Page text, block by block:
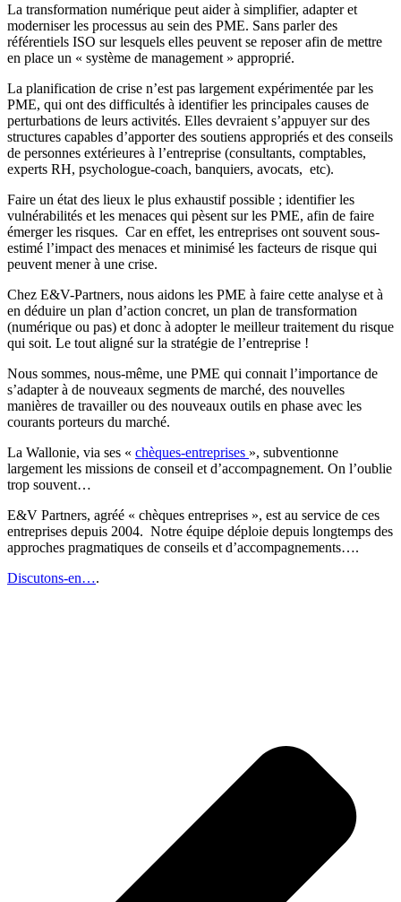
La transformation numérique peut aider à simplifier, adapter et
moderniser les processus au sein des PME. Sans parler des
référentiels ISO sur lesquels elles peuvent se reposer afin de mettre
en place un « système de management » approprié.
La planification de crise n’est pas largement expérimentée par les
PME, qui ont des difficultés à identifier les principales causes de
perturbations de leurs activités. Elles devraient s’appuyer sur des
structures capables d’apporter des soutiens appropriés et des conseils
de personnes extérieures à l’entreprise (consultants, comptables,
experts RH, psychologue-coach, banquiers, avocats, etc).
Faire un état des lieux le plus exhaustif possible ; identifier les
vulnérabilités et les menaces qui pèsent sur les PME, afin de faire
émerger les risques. Car en effet, les entreprises ont souvent sous-
estimé l’impact des menaces et minimisé les facteurs de risque qui
peuvent mener à une crise.
Chez E&V-Partners, nous aidons les PME à faire cette analyse et à
en déduire un plan d’action concret, un plan de transformation
(numérique ou pas) et donc à adopter le meilleur traitement du risque
qui soit. Le tout aligné sur la stratégie de l’entreprise !
Nous sommes, nous-même, une PME qui connait l’importance de
s’adapter à de nouveaux segments de marché, des nouvelles
manières de travailler ou des nouveaux outils en phase avec les
courants porteurs du marché.
La Wallonie, via ses « chèques-entreprises », subventionne
largement les missions de conseil et d’accompagnement. On l’oublie
trop souvent…
E&V Partners, agréé « chèques entreprises », est au service de ces
entreprises depuis 2004. Notre équipe déploie depuis longtemps des
approches pragmatiques de conseils et d’accompagnements….
Discutons-en….